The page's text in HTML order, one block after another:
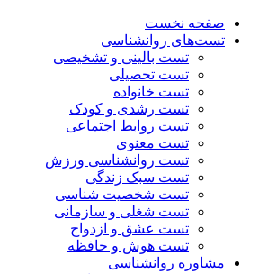
صفحه نخست
تست‌های روانشناسی
تست بالینی و تشخیصی
تست تحصیلی
تست خانواده
تست رشدی و کودک
تست روابط اجتماعی
تست معنوی
تست روانشناسی ورزش
تست سبک زندگی
تست شخصیت شناسی
تست شغلی و سازمانی
تست عشق و ازدواج
تست هوش و حافظه
مشاوره روانشناسی